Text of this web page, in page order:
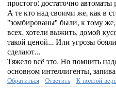
простого: достаточно автоматы
А те кто над своими же, как в
"зомбированы" были, к тому
всех, хотели выжить, домой
такой ценой... Или угрозы
сделают...
Тяжело всё это. Но помнить
основном интеллигенты,
Обратиться - Ответить - К полной